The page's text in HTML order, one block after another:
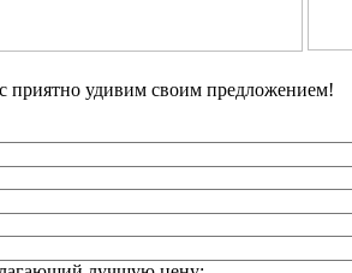
приятно удивим своим предложением!